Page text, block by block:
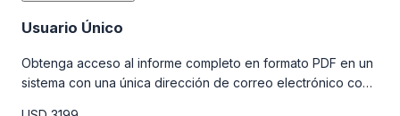
Usuario Único
Obtenga acceso al informe completo en formato PDF en un
sistema con una única dirección de correo electrónico con